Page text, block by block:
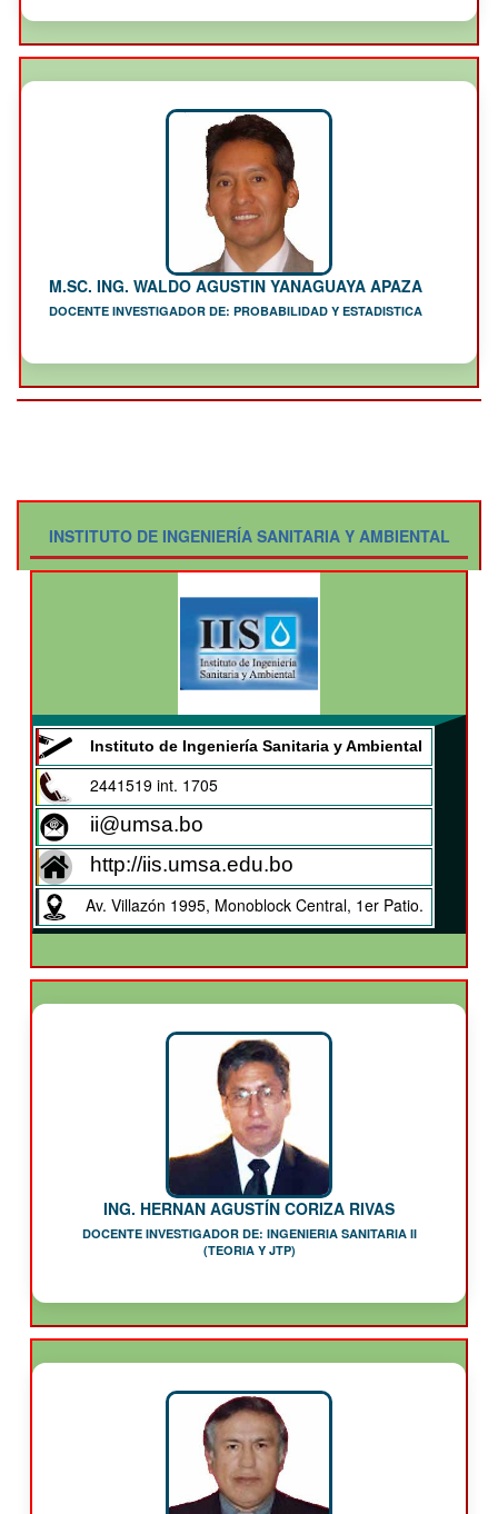
M.SC. ING. WALDO AGUSTIN YANAGUAYA APAZA
DOCENTE INVESTIGADOR DE: PROBABILIDAD Y ESTADISTICA
INSTITUTO DE INGENIERÍA SANITARIA Y AMBIENTAL
Instituto de Ingeniería Sanitaria y Ambiental
2441519 int. 1705
ii@umsa.bo
http://iis.umsa.edu.bo
Av. Villazón 1995, Monoblock Central, 1er Patio.
ING. HERNAN AGUSTÍN CORIZA RIVAS
DOCENTE INVESTIGADOR DE: INGENIERIA SANITARIA II
(TEORIA Y JTP)